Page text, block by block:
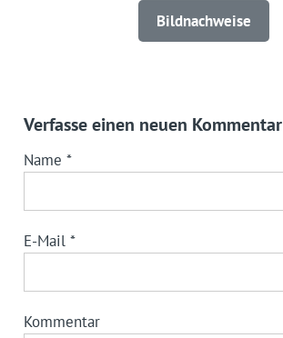
Bildnachweise
Verfasse einen neuen Kommentar
Name *
E-Mail *
Kommentar